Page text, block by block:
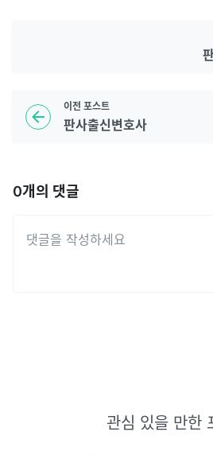
이전 포스트
판사출신변호사
0개의 댓글
관심 있을 만한